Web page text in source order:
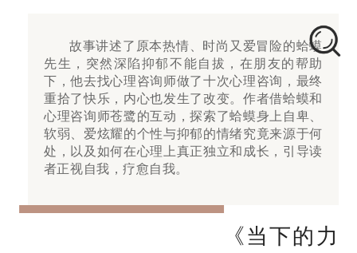
故事讲述了原本热情、时尚又爱冒险的蛤蟆
先生，突然深陷抑郁不能自拔，在朋友的帮助
下，他去找心理咨询师做了十次心理咨询，最终
重拾了快乐，内心也发生了改变。作者借蛤蟆和
心理咨询师苍鹭的互动，探索了蛤蟆身上自卑、
软弱、爱炫耀的个性与抑郁的情绪究竟来源于何
处，以及如何在心理上真正独立和成长，引导读
者正视自我，疗愈自我。
《当下的力